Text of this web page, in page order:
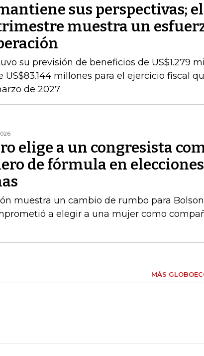
sus perspectivas; el
muestra un
su previsión de beneficios de US$1.279
US$83.144 millones para el ejercicio fiscal
de 2027
elige a un congresista
de fórmula en elecciones
muestra un cambio de rumbo para
a elegir a una mujer como
MÁS